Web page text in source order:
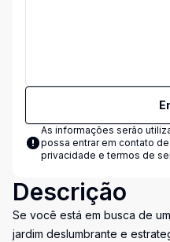
As informações serão
possa entrar em contato
privacidade e termos de
Descrição
Se você está em busca de
jardim deslumbrante e